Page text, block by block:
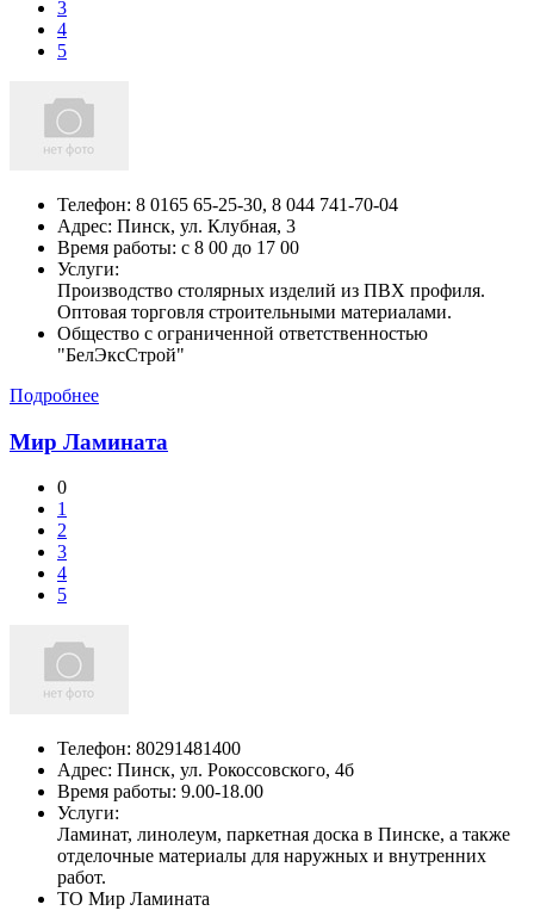
3
4
5
Телефон: 8 0165 65-25-30, 8 044 741-70-04
Адрес: Пинск, ул. Клубная, 3
Время работы: с 8 00 до 17 00
Услуги:
Производство столярных изделий из ПВХ профиля.
Оптовая торговля строительными материалами.
Общество с ограниченной ответственностью
"БелЭксСтрой"
Подробнее
Мир Ламината
0
1
2
3
4
5
Телефон: 80291481400
Адрес: Пинск, ул. Рокоссовского, 4б
Время работы: 9.00-18.00
Услуги:
Ламинат, линолеум, паркетная доска в Пинске, а также
отделочные материалы для наружных и внутренних
работ.
ТО Мир Ламината